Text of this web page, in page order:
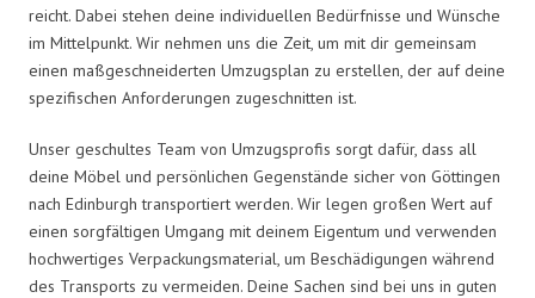
reicht. Dabei stehen deine individuellen Bedürfnisse und Wünsche
im Mittelpunkt. Wir nehmen uns die Zeit, um mit dir gemeinsam
einen maßgeschneiderten Umzugsplan zu erstellen, der auf deine
spezifischen Anforderungen zugeschnitten ist.
Unser geschultes Team von Umzugsprofis sorgt dafür, dass all
deine Möbel und persönlichen Gegenstände sicher von Göttingen
nach Edinburgh transportiert werden. Wir legen großen Wert auf
einen sorgfältigen Umgang mit deinem Eigentum und verwenden
hochwertiges Verpackungsmaterial, um Beschädigungen während
des Transports zu vermeiden. Deine Sachen sind bei uns in guten